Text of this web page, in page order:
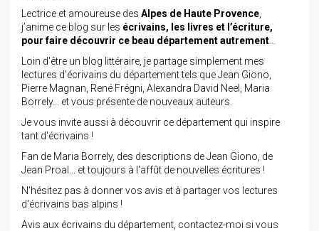
Lectrice et amoureuse des Alpes de Haute Provence
j’anime ce blog sur les écrivains, les livres et l’écriture,
pour faire découvrir ce beau département autrement
Loin d'être un blog littéraire, je partage simplement mes
lectures d'écrivains du département tels que Jean Giono,
Pierre Magnan, René Frégni, Alexandra David Neel, Maria
Borrely... et vous présente de nouveaux auteurs.
Je vous invite aussi à découvrir ce département qui inspire
tant d'écrivains !
Fan de Maria Borrely, des descriptions de Jean Giono, de
Jean Proal... et toujours à l'affût de nouvelles écritures !
N'hésitez pas à donner vos avis et à partager vos lectures
d'écrivains bas alpins !
Avis aux écrivains du département, contactez-moi si vous